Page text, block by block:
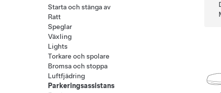
Starta och stänga av
Ratt
Speglar
Växling
Lights
Torkare och spolare
Bromsa och stoppa
Luftfjädring
Parkeringsassistans